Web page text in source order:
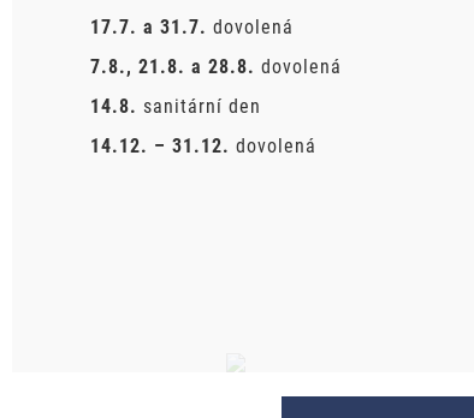
17.7. a 31.7. dovolená
7.8., 21.8. a 28.8. dovolená
14.8. sanitární den
14.12. – 31.12. dovolená